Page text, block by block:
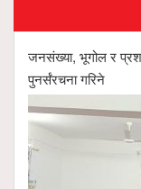
जनसंख्या, भूगोल र
पुनर्संरचना गरिने